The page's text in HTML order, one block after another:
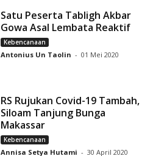
Satu Peserta Tabligh Akbar
Gowa Asal Lembata Reaktif
Kebencanaan
Antonius Un Taolin - 01 Mei 2020
RS Rujukan Covid-19 Tambah,
Siloam Tanjung Bunga
Makassar
Kebencanaan
Annisa Setya Hutami - 30 April 2020